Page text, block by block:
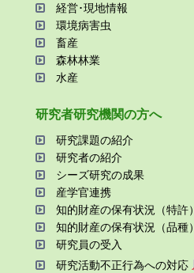
経営･現地情報
環境病害⾍
畜産
森林林業
⽔産
研究者研究機関の⽅へ
研究課題の紹介
研究者の紹介
シーズ研究の成果
産学官連携
知的財産の保有状況（特許）
知的財産の保有状況（品種）
研究員の受⼊
研究活動不正⾏為への対応